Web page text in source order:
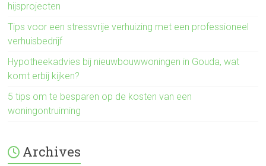
hijsprojecten
Tips voor een stressvrije verhuizing met een professioneel
verhuisbedrijf
Hypotheekadvies bij nieuwbouwwoningen in Gouda, wat
komt erbij kijken?
5 tips om te besparen op de kosten van een
woningontruiming
Archives